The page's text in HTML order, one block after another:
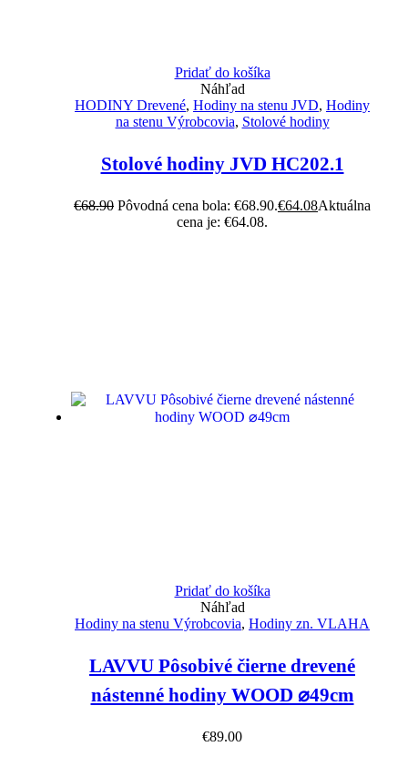
Pridať do košíka
Náhľad
HODINY Drevené, Hodiny na stenu JVD, Hodiny
na stenu Výrobcovia, Stolové hodiny
Stolové hodiny JVD HC202.1
€68.90 Pôvodná cena bola: €68.90.€64.08Aktuálna
cena je: €64.08.
Pridať do košíka
Náhľad
Hodiny na stenu Výrobcovia, Hodiny zn. VLAHA
LAVVU Pôsobivé čierne drevené
nástenné hodiny WOOD ⌀49cm
€89.00